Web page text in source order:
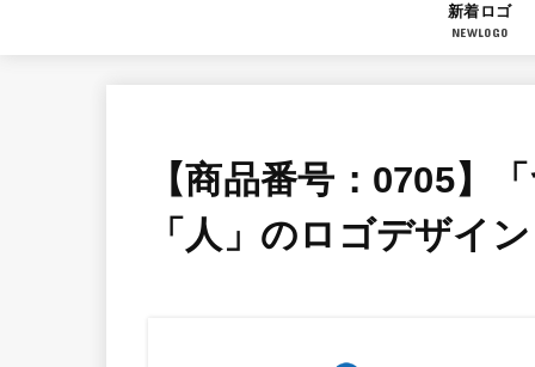
新着ロゴ
NEWLOGO
【商品番号：0705】
「人」のロゴデザイン